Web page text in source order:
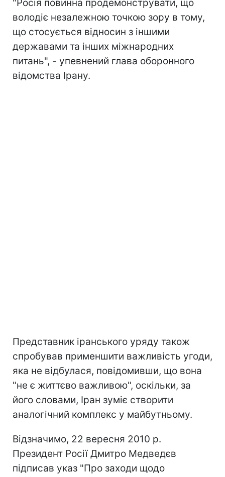
"Росія повинна продемонструвати, що
володіє незалежною точкою зору в тому,
що стосується відносин з іншими
державами та інших міжнародних
питань", - упевнений глава оборонного
відомства Ірану.
Представник іранського уряду також
спробував применшити важливість угоди,
яка не відбулася, повідомивши, що вона
"не є життєво важливою", оскільки, за
його словами, Іран зуміє створити
аналогічний комплекс у майбутньому.
Відзначимо, 22 вересня 2010 р.
Президент Росії Дмитро Медведєв
підписав указ "Про заходи щодо